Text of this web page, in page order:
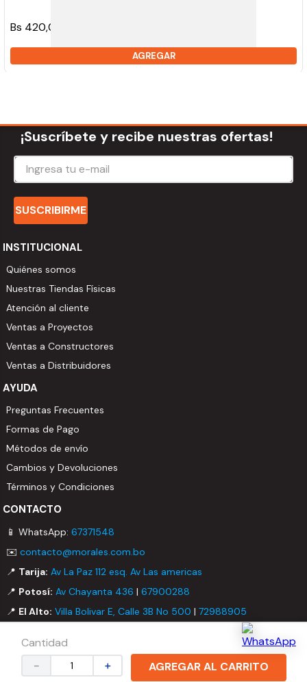
Cantidad
＋
－ AGREGAR AL CARRITO
Bs 420,00
AGREGAR
¡Suscríbete y recibe nuestras ofertas!
SUSCRIBIRME
INSTITUCIONAL
Quiénes somos
Nuestras Tiendas Físicas
Atención al cliente
Ventas a Proyectos
Ventas a Constructores
Ventas a Distribuidores
AYUDA
Preguntas Frecuentes
Formas de Pago
Métodos de envío
Cambios y Devoluciones
Términos y Condiciones
CONTACTO
📱 WhatsApp:67371548
✉️contacto@morales.com.bo
📍 Tarija: Av La Paz 112 esq. Av Las americas
📍 Potosí: Av Chayanta 436 |67900288
📍 El Alto: Villa Bolivar E, Calle 3B No 500 |72988905
© 2026 MORALES LTDA. Todos los derechos reservados.